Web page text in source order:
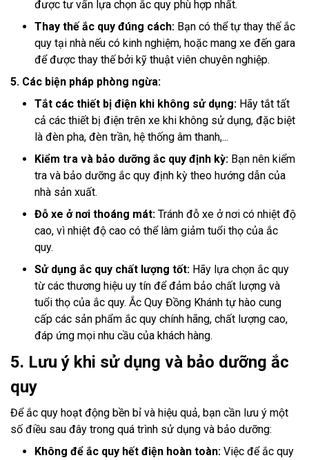
được tư vấn lựa chọn ắc quy phù hợp nhất.
Thay thế ắc quy đúng cách: Bạn có thể tự thay thế ắc
quy tại nhà nếu có kinh nghiệm, hoặc mang xe đến gara
để được thay thế bởi kỹ thuật viên chuyên nghiệp.
5. Các biện pháp phòng ngừa:
Tắt các thiết bị điện khi không sử dụng: Hãy tắt tất
cả các thiết bị điện trên xe khi không sử dụng, đặc biệt
là đèn pha, đèn trần, hệ thống âm thanh,...
Kiểm tra và bảo dưỡng ắc quy định kỳ: Bạn nên kiểm
tra và bảo dưỡng ắc quy định kỳ theo hướng dẫn của
nhà sản xuất.
Đỗ xe ở nơi thoáng mát: Tránh đỗ xe ở nơi có nhiệt độ
cao, vì nhiệt độ cao có thể làm giảm tuổi thọ của ắc
quy.
Sử dụng ắc quy chất lượng tốt: Hãy lựa chọn ắc quy
từ các thương hiệu uy tín để đảm bảo chất lượng và
tuổi thọ của ắc quy. Ắc Quy Đồng Khánh tự hào cung
cấp các sản phẩm ắc quy chính hãng, chất lượng cao,
đáp ứng mọi nhu cầu của khách hàng.
5. Lưu ý khi sử dụng và bảo dưỡng ắc
quy
Để ắc quy hoạt động bền bỉ và hiệu quả, bạn cần lưu ý một
số điều sau đây trong quá trình sử dụng và bảo dưỡng:
Không để ắc quy hết điện hoàn toàn: Việc để ắc quy